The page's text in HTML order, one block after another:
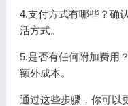
4.支付方式有哪些？确
活方式。
5.是否有任何附加费用
额外成本。
通过这些步骤，你可以